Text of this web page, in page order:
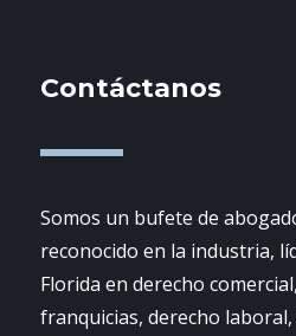
Contáctanos
Somos un bufete de
reconocido en la industria,
Florida en derecho
franquicias, derecho